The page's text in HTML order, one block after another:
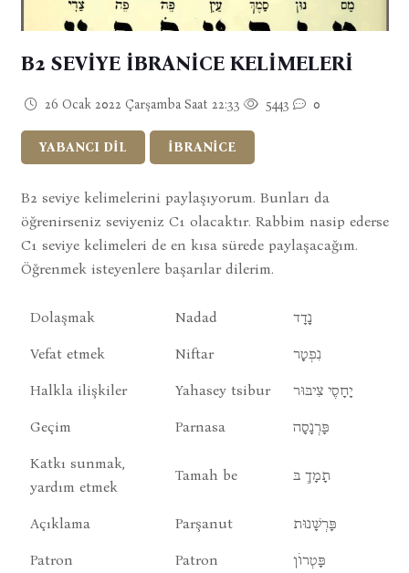
B2 SEVİYE İBRANİCE KELİMELERİ
26 Ocak 2022 Çarşamba Saat 22:33 5443 0
YABANCI DİL İBRANİCE
B2 seviye kelimelerini paylaşıyorum. Bunları da
öğrenirseniz seviyeniz C1 olacaktır. Rabbim nasip ederse
C1 seviye kelimeleri de en kısa sürede paylaşacağım.
Öğrenmek isteyenlere başarılar dilerim.
Dolaşmak Nadad נָדָד
Vefat etmek Niftar נִפְטָר
Halkla ilişkiler Yahasey tsibur יָחָסֶי צִיבּוּר
Geçim Parnasa פָּרְנָסָה
Katkı sunmak,
yardım etmek
Tamah be תָמָךְ בּ
Açıklama Parşanut פָּרְשָׁנוּת
Patron Patron פָּטְרוֹן